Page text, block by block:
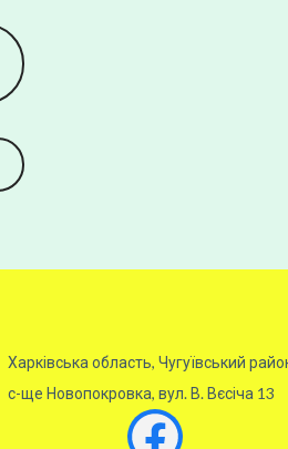
Харківська область, Чугуївський
с-ще Новопокровка, вул. В. Вєсіча 13
Facebook